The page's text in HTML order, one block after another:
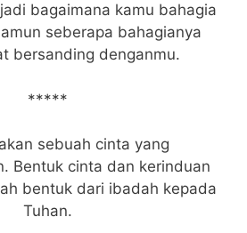
bagaimana kamu bahagia
seberapa bahagianya
bersanding denganmu.
*****
sebuah cinta yang
Bentuk cinta dan kerinduan
bentuk dari ibadah kepada
Tuhan.